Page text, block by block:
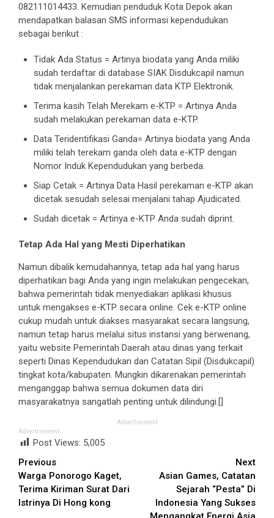
082111014433. Kemudian penduduk Kota Depok akan
mendapatkan balasan SMS informasi kependudukan
sebagai berikut :
Tidak Ada Status = Artinya biodata yang Anda miliki
sudah terdaftar di database SIAK Disdukcapil namun
tidak menjalankan perekaman data KTP Elektronik.
Terima kasih Telah Merekam e-KTP = Artinya Anda
sudah melakukan perekaman data e-KTP.
Data Teridentifikasi Ganda= Artinya biodata yang Anda
miliki telah terekam ganda oleh data e-KTP dengan
Nomor Induk Kependudukan yang berbeda.
Siap Cetak = Artinya Data Hasil perekaman e-KTP akan
dicetak sesudah selesai menjalani tahap Ajudicated.
Sudah dicetak = Artinya e-KTP Anda sudah diprint.
Tetap Ada Hal yang Mesti Diperhatikan
Namun dibalik kemudahannya, tetap ada hal yang harus
diperhatikan bagi Anda yang ingin melakukan pengecekan,
bahwa pemerintah tidak menyediakan aplikasi khusus
untuk mengakses e-KTP secara online. Cek e-KTP online
cukup mudah untuk diakses masyarakat secara langsung,
namun tetap harus melalui situs instansi yang berwenang,
yaitu website Pemerintah Daerah atau dinas yang terkait
seperti Dinas Kependudukan dan Catatan Sipil (Disdukcapil)
tingkat kota/kabupaten. Mungkin dikarenakan pemerintah
menganggap bahwa semua dokumen data diri
masyarakatnya sangatlah penting untuk dilindungi.[]
Advertisement
Advertisement
Post Views: 5,005
Continue
Reading
Previous
Warga Ponorogo Kaget,
Terima Kiriman Surat Dari
Istrinya Di Hong kong
Next
Asian Games, Catatan
Sejarah “Pesta” Di
Indonesia Yang Sukses